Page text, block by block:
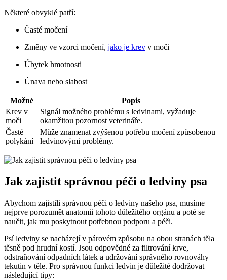
Některé obvyklé patří:
Časté močení
Změny ve vzorci močení, jako je krev v moči
Úbytek ⁢hmotnosti
Únava nebo​ slabost
Možné
Popis
Krev v
moči
Signál možného problému s ledvinami, vyžaduje
okamžitou pozornost veterináře.
Časté
polykání
Může znamenat zvýšenou ⁣potřebu močení způsobenou
ledvinovými problémy.
Jak zajistit správnou péči o ledviny psa
Abychom zajistili správnou péči o ledviny našeho psa, musíme
nejprve porozumět⁤ anatomii tohoto důležitého orgánu⁣ a poté se
naučit, jak mu poskytnout potřebnou podporu⁤ a péči.
Psí ledviny se nacházejí v párovém způsobu na obou stranách těla ​
těsně pod hrudní ‌kostí. Jsou ⁣odpovědné za filtrování krve,
odstraňování odpadních látek a udržování správného rovnováhy
tekutin v těle. Pro správnou funkci ledvin je důležité dodržovat
následující tipy: